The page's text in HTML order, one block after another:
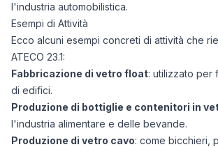
l'industria automobilistica.
Esempi di Attività
Ecco alcuni esempi concreti di attività che
ATECO 23.1:
Fabbricazione di vetro float: utilizzato per
di edifici.
Produzione di bottiglie e contenitori in
l'industria alimentare e delle bevande.
Produzione di vetro cavo: come bicchieri,